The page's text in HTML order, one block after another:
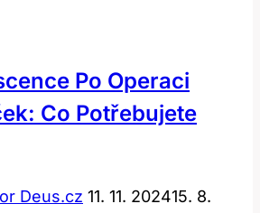
Po Operaci
Co Potřebujete
Deus.cz 11. 11. 202415. 8.